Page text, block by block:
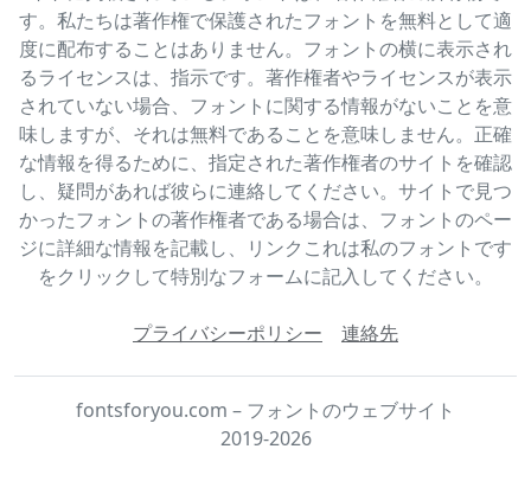
す。私たちは著作権で保護されたフォントを無料として適
度に配布することはありません。フォントの横に表示され
るライセンスは、指示です。著作権者やライセンスが表示
されていない場合、フォントに関する情報がないことを意
味しますが、それは無料であることを意味しません。正確
な情報を得るために、指定された著作権者のサイトを確認
し、疑問があれば彼らに連絡してください。サイトで見つ
かったフォントの著作権者である場合は、フォントのペー
ジに詳細な情報を記載し、リンクこれは私のフォントです
をクリックして特別なフォームに記入してください。
プライバシーポリシー 連絡先
fontsforyou.com – フォントのウェブサイト
2019-2026